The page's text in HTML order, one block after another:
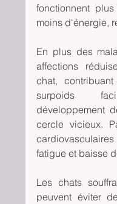
fonctionnent
moins d'énergie,
En plus des
affections
chat,
surpoids
développement
cercle vicieux.
fatigue et baisse
Les chats
peuvent éviter